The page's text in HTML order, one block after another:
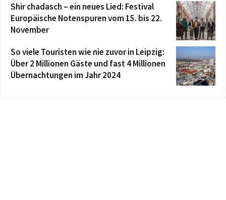
Shir chadasch – ein neues Lied: Festival
Europäische Notenspuren vom 15. bis 22.
November
So viele Touristen wie nie zuvor in Leipzig:
Über 2 Millionen Gäste und fast 4 Millionen
Übernachtungen im Jahr 2024